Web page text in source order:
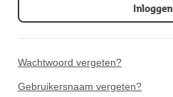
Inloggen
Wachtwoord vergeten?
Gebruikersnaam vergeten?